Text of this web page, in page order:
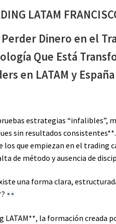
LATAM
Perder Dinero en el
Que Está
en LATAM y España
estrategias “infalibles”,
sin resultados consistentes**.
los que empiezan en el trading
de método y ausencia de
una forma clara,
LATAM**, la formación creada